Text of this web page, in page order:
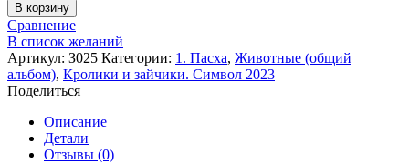
В корзину
Сравнение
В список желаний
Артикул: З025 Категории: 1. Пасха, Животные (общий
альбом), Кролики и зайчики. Символ 2023
Поделиться
Описание
Детали
Отзывы (0)